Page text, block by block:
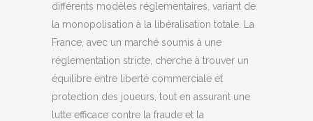
différents modèles réglementaires, variant de
la monopolisation à la libéralisation totale. La
France, avec un marché soumis à une
réglementation stricte, cherche à trouver un
équilibre entre liberté commerciale et
protection des joueurs, tout en assurant une
lutte efficace contre la fraude et la